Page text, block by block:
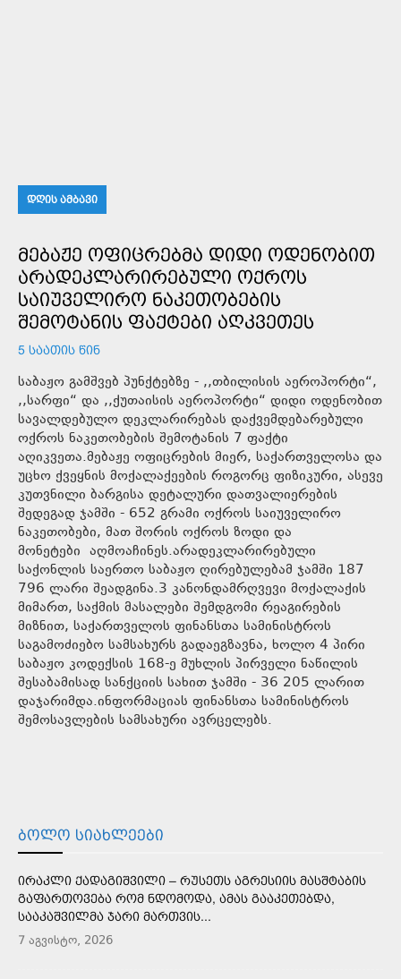
ᲓᲦᲘᲡ ᲐᲛᲑᲐᲕᲘ
ᲛᲔᲑᲐᲟᲔ ᲝᲤᲘᲪᲠᲔᲑᲛᲐ ᲓᲘᲓᲘ ᲝᲓᲔᲜᲝᲑᲘᲗ
ᲐᲠᲐᲓᲔᲙᲚᲐᲠᲘᲠᲔᲑᲣᲚᲘ ᲝᲥᲠᲝᲡ
ᲡᲐᲘᲣᲕᲔᲚᲘᲠᲝ ᲜᲐᲙᲔᲗᲝᲑᲔᲑᲘᲡ
ᲨᲔᲛᲝᲢᲐᲜᲘᲡ ᲤᲐᲥᲢᲔᲑᲘ ᲐᲦᲙᲕᲔᲗᲔᲡ
5 ᲡᲐᲐᲗᲘᲡ ᲬᲘᲜ
საბაჟო გამშვებ პუნქტებზე - ,,თბილისის აეროპორტი“,
,,სარფი“ და ,,ქუთაისის აეროპორტი“ დიდი ოდენობით
სავალდებულო დეკლარირებას დაქვემდებარებული
ოქროს ნაკეთობების შემოტანის 7 ფაქტი
აღიკვეთა.მებაჟე ოფიცრების მიერ, საქართველოსა და
უცხო ქვეყნის მოქალაქეების როგორც ფიზიკური, ასევე
კუთვნილი ბარგისა დეტალური დათვალიერების
შედეგად ჯამში - 652 გრამი ოქროს საიუველირო
ნაკეთობები, მათ შორის ოქროს ზოდი და
მონეტები აღმოაჩინეს.არადეკლარირებული
საქონლის საერთო საბაჟო ღირებულებამ ჯამში 187
796 ლარი შეადგინა.3 კანონდამრღვევი მოქალაქის
მიმართ, საქმის მასალები შემდგომი რეაგირების
მიზნით, საქართველოს ფინანსთა სამინისტროს
საგამოძიებო სამსახურს გადაეგზავნა, ხოლო 4 პირი
საბაჟო კოდექსის 168-ე მუხლის პირველი ნაწილის
შესაბამისად სანქციის სახით ჯამში - 36 205 ლარით
დაჯარიმდა.ინფორმაციას ფინანსთა სამინისტროს
შემოსავლების სამსახური ავრცელებს.
ᲑᲝᲚᲝ ᲡᲘᲐᲮᲚᲔᲔᲑᲘ
ᲘᲠᲐᲙᲚᲘ ᲥᲐᲓᲐᲒᲘᲨᲕᲘᲚᲘ – ᲠᲣᲡᲔᲗᲡ ᲐᲒᲠᲔᲡᲘᲘᲡ ᲛᲐᲡᲨᲢᲐᲑᲘᲡ
ᲒᲐᲤᲐᲠᲗᲝᲕᲔᲑᲐ ᲠᲝᲛ ᲜᲓᲝᲛᲝᲓᲐ, ᲐᲛᲐᲡ ᲒᲐᲐᲙᲔᲗᲔᲑᲓᲐ,
ᲡᲐᲐᲙᲐᲨᲕᲘᲚᲛᲐ ᲯᲐᲠᲘ ᲛᲐᲠᲗᲕᲘᲡ...
7 აგვისტო, 2026